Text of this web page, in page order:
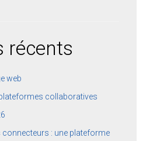
récents
web
collaboratives
connecteurs : une plateforme